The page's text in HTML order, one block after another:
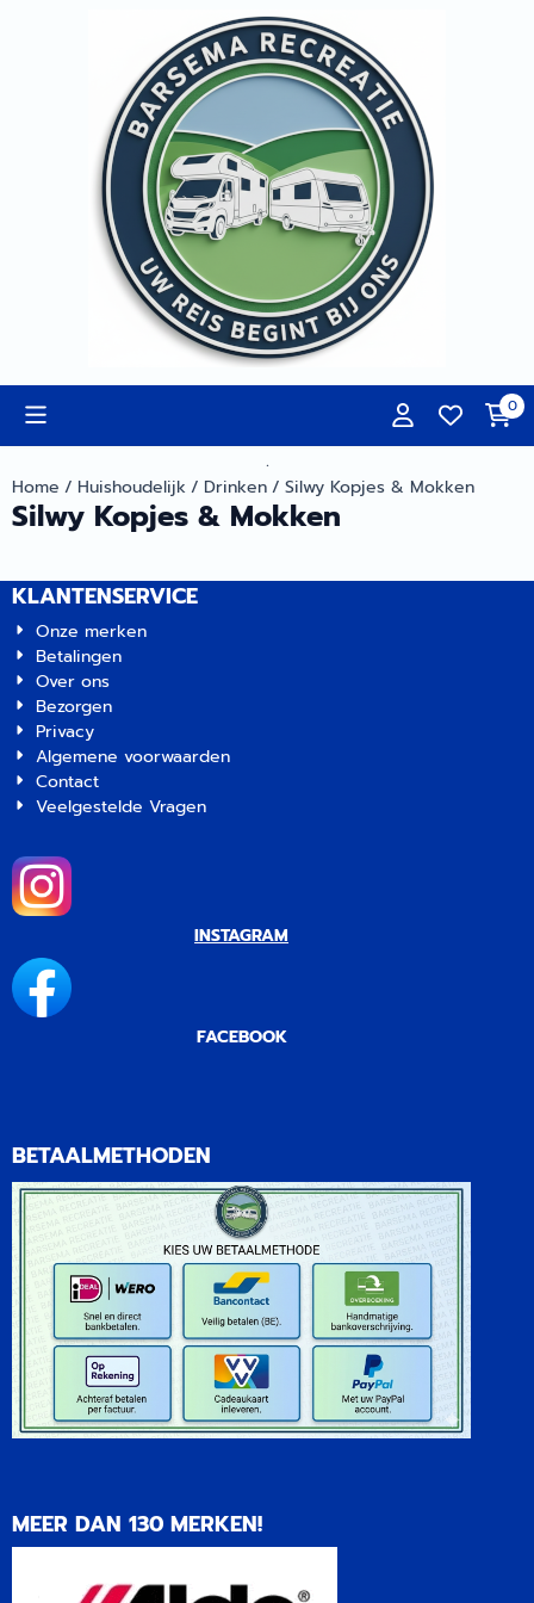
Cookievoorkeuren zijn momenteel gesloten.
0
.
Home / Huishoudelijk/ Drinken/ Silwy Kopjes & Mokken
Silwy Kopjes & Mokken
KLANTENSERVICE
Onze merken
Betalingen
Over ons
Bezorgen
Privacy
Algemene voorwaarden
Contact
Veelgestelde Vragen
INSTAGRAM
FACEBOOK
BETAALMETHODEN
MEER DAN 130 MERKEN!